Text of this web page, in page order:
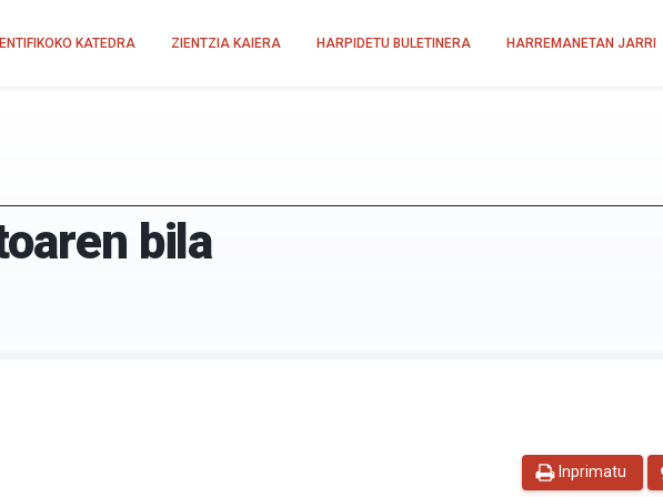
KATEDRA ZIENTZIA KAIERA HARPIDETU BULETINERA HARREMANETAN JARRI
bila
Inprimatu